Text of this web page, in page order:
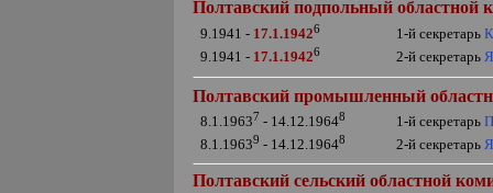
Полтавский подпольный областной
9.1941 - 17.1.19426 1-й секретарь
9.1941 - 17.1.19426 2-й секретарь
Полтавскийпромышленный
8.1.19637 - 14.12.19648 1-й секретарь
8.1.19639 - 14.12.19648 2-й секретарь
Полтавский сельский областной